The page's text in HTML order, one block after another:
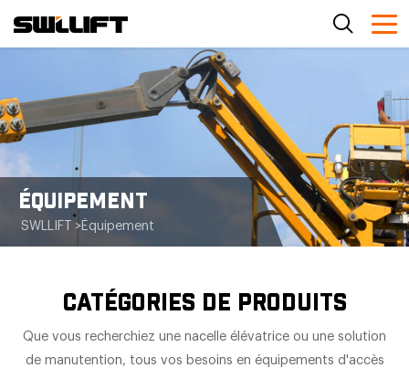
ÉQUIPEMENT
SWLLIFT >Équipement
CATÉGORIES DE PRODUITS
Que vous recherchiez une nacelle élévatrice ou une solution
de manutention, tous vos besoins en équipements d'accès